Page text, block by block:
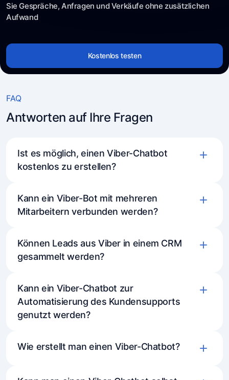
Sie Gespräche, Anfragen und Verkäufe ohne zusätzlichen
Aufwand
Kostenlos testen
FAQ
Antworten auf Ihre Fragen
Ist es möglich, einen Viber-Chatbot
kostenlos zu erstellen?
Drei Tage im vollausgestatteten Tarif —
Zugang zu allen Funktionen (außer
können, was der Bot kann.
Ein kostenloses Abonnement ist immer
Grundfunktionen zu nutzen und ohne
zeitliche Begrenzung mit dem Bot zu
arbeiten.
Kann ein Viber-Bot mit mehreren
Mitarbeitern verbunden werden?
Können Leads aus Viber in einem CRM
gesammelt werden?
Kann ein Viber-Chatbot zur
Automatisierung des Kundensupports
genutzt werden?
Wie erstellt man einen Viber-Chatbot?